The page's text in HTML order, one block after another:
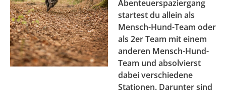
Abenteuerspaziergang
startest du allein als
Mensch-Hund-Team oder
als 2er Team mit einem
anderen Mensch-Hund-
Team und absolvierst
dabei verschiedene
Stationen. Darunter sind